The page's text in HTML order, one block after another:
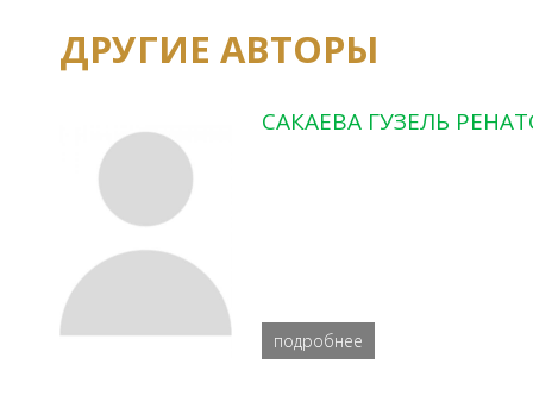
ДРУГИЕ АВТОРЫ
САКАЕВА ГУЗЕЛЬ
подробнее